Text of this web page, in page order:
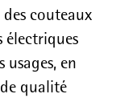
couteaux
électriques
usages, en
qualité